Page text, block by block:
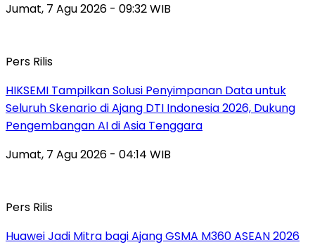
Jumat, 7 Agu 2026 - 09:32 WIB
Pers Rilis
HIKSEMI Tampilkan Solusi Penyimpanan Data untuk
Seluruh Skenario di Ajang DTI Indonesia 2026, Dukung
Pengembangan AI di Asia Tenggara
Jumat, 7 Agu 2026 - 04:14 WIB
Pers Rilis
Huawei Jadi Mitra bagi Ajang GSMA M360 ASEAN 2026